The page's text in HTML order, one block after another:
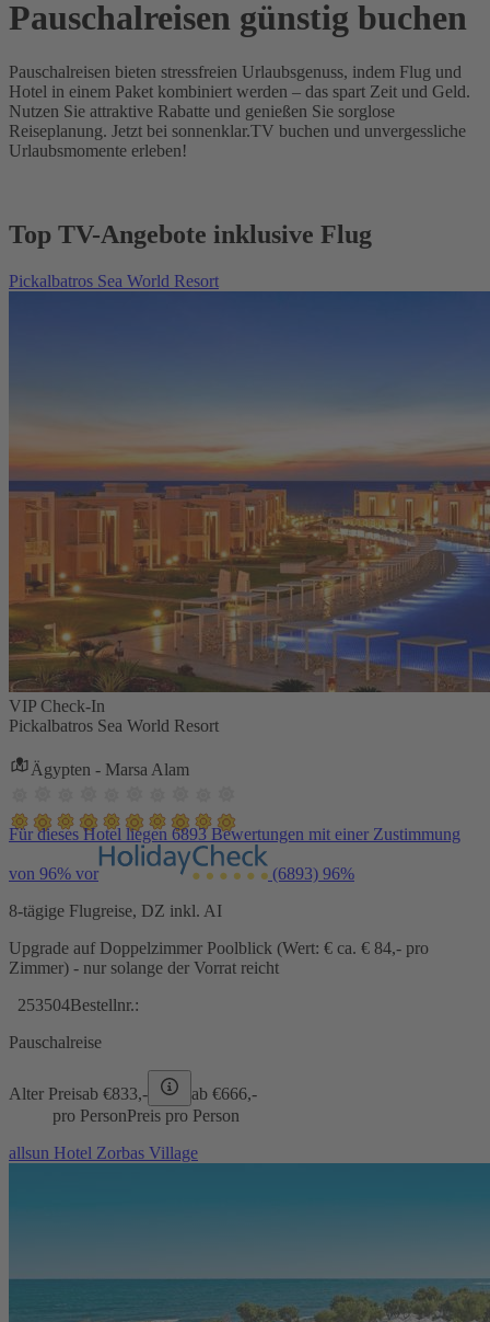
Pauschalreisen günstig buchen
Pauschalreisen bieten stressfreien Urlaubsgenuss, indem Flug und
Hotel in einem Paket kombiniert werden – das spart Zeit und Geld.
Nutzen Sie attraktive Rabatte und genießen Sie sorglose
Reiseplanung. Jetzt bei sonnenklar.TV buchen und unvergessliche
Urlaubsmomente erleben!
Top TV-Angebote inklusive Flug
Pickalbatros Sea World Resort
VIP Check-In
Pickalbatros Sea World Resort
Ägypten - Marsa Alam
Für dieses Hotel liegen 6893 Bewertungen mit einer Zustimmung
von 96% vor (6893) 96%
8-tägige Flugreise, DZ inkl. AI
Upgrade auf Doppelzimmer Poolblick (Wert: € ca. € 84,- pro
Zimmer) - nur solange der Vorrat reicht
253504Bestellnr.:
Pauschalreise
Alter Preisab €833,- ab €666,-
pro PersonPreis pro Person
allsun Hotel Zorbas Village